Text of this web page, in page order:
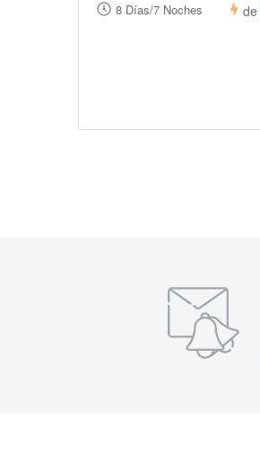
8 Días/7 Noches de